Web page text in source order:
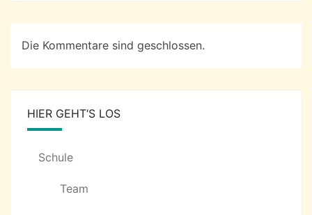
Die Kommentare sind geschlossen.
HIER GEHT‘S LOS
Schule
Team